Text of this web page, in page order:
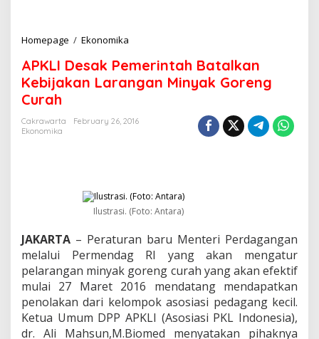
Homepage / Ekonomika
K
L
I
e
m
e
r
n
t
a
h
a
t
a
APKLI Desak Pemerintah Batalkan
Kebijakan Larangan Minyak Goreng
Curah
Cakrawarta
February 26, 2016
Ekonomika
Ilustrasi. (Foto: Antara)
JAKARTA – Peraturan baru Menteri Perdagangan
melalui Permendag RI yang akan mengatur
pelarangan minyak goreng curah yang akan efektif
mulai 27 Maret 2016 mendatang mendapatkan
penolakan dari kelompok asosiasi pedagang kecil.
Ketua Umum DPP APKLI (Asosiasi PKL Indonesia),
dr. Ali Mahsun,M.Biomed menyatakan pihaknya